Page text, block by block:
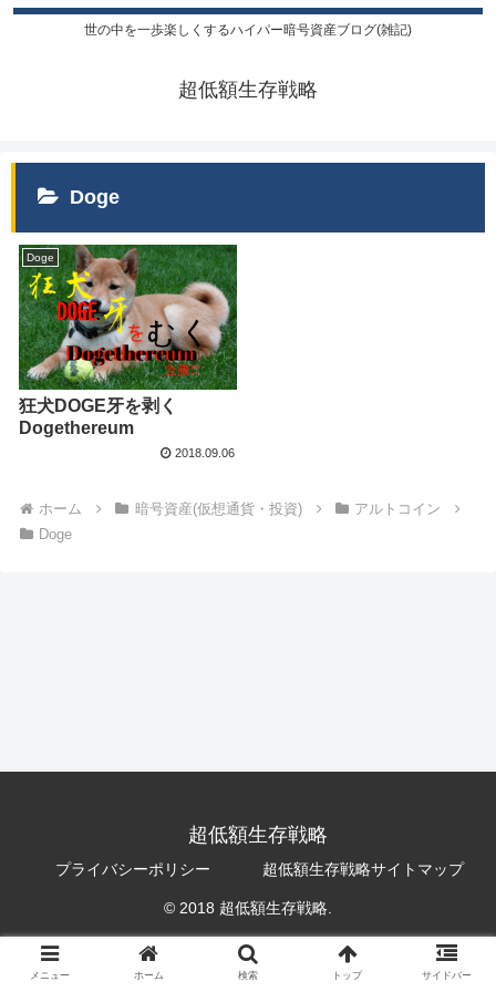
世の中を一歩楽しくするハイパー暗号資産ブログ(雑記)
超低額生存戦略
Doge
Doge
狂犬DOGE牙を剥く
Dogethereum
2018.09.06
ホーム 暗号資産(仮想通貨・投資)
アルトコイン
Doge
超低額生存戦略
プライバシーポリシー 超低額生存戦略サイトマップ
© 2018 超低額生存戦略.
メニュー ホーム 検索 トップ サイドバー